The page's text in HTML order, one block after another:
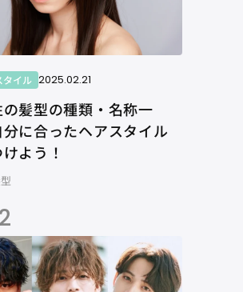
タイル 2025.02.21
の髪型の種類・名称一
に合ったヘアスタイル
よう！